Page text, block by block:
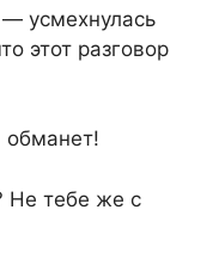
усмехнулась
этот разговор
Не тебе же с